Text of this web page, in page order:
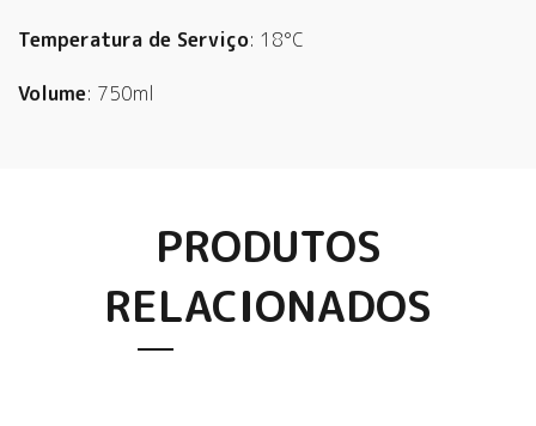
Temperatura de Serviço: 18°C
Volume: 750ml
PRODUTOS
RELACIONADOS